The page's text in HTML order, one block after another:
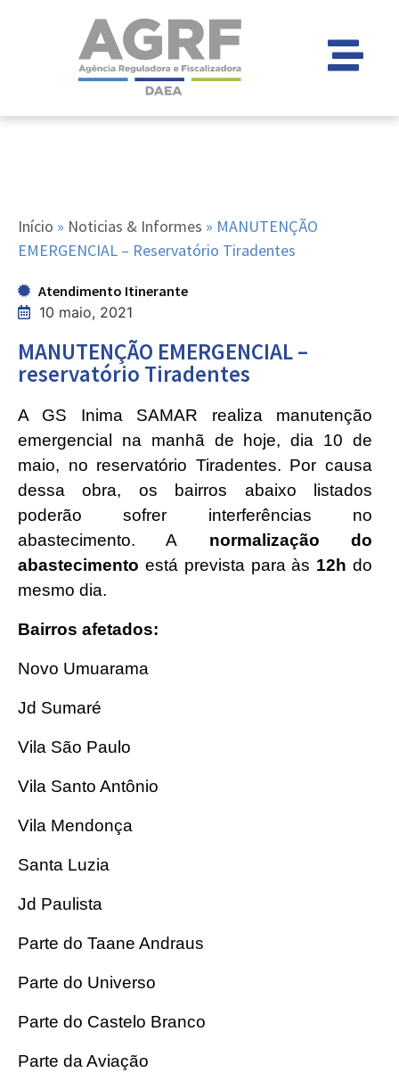
Início » Noticias & Informes » MANUTENÇÃO
EMERGENCIAL – Reservatório Tiradentes
Atendimento Itinerante
10 maio, 2021
MANUTENÇÃO EMERGENCIAL –
reservatório Tiradentes
A GS Inima SAMAR realiza manutenção
emergencial na manhã de hoje, dia 10 de
maio, no reservatório Tiradentes. Por causa
dessa obra, os bairros abaixo listados
poderão sofrer interferências no
abastecimento. A normalização do
abastecimento está prevista para às 12hdo
mesmo dia.
Bairros afetados:
Novo Umuarama
Jd Sumaré
Vila São Paulo
Vila Santo Antônio
Vila Mendonça
Santa Luzia
Jd Paulista
Parte do Taane Andraus
Parte do Universo
Parte do Castelo Branco
Parte da Aviação